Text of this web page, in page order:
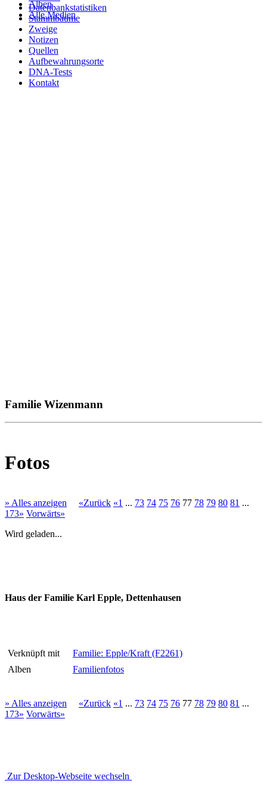
Alben
Alle Medien
Datenbankstatistiken
Stammbäume
Zweige
Notizen
Quellen
Aufbewahrungsorte
DNA-Tests
Kontakt
Familie Wizenmann
Fotos
» Alles anzeigen «Zurück «1 ... 73 74 75 76 77 78 79 80 81 ...
173» Vorwärts»
Wird geladen...
Haus der Familie Karl Epple, Dettenhausen
Verknüpft mit
Familie: Epple/Kraft (F2261)
Alben
Familienfotos
» Alles anzeigen «Zurück «1 ... 73 74 75 76 77 78 79 80 81 ...
173» Vorwärts»
Zur Desktop-Webseite wechseln